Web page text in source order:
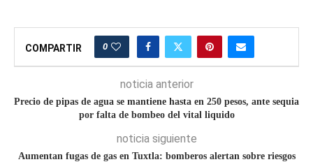
COMPARTIR 0
noticia anterior
Precio de pipas de agua se mantiene hasta en 250 pesos, ante sequia
por falta de bombeo del vital liquido
noticia siguiente
Aumentan fugas de gas en Tuxtla: bomberos alertan sobre riesgos